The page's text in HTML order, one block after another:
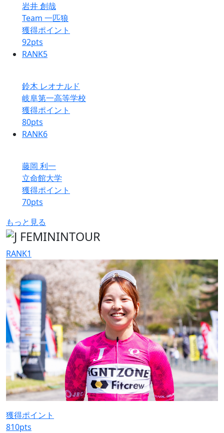
岩井 創哉
Team 一匹狼
獲得ポイント
92pts
RANK5
鈴木 レオナルド
岐阜第一高等学校
獲得ポイント
80pts
RANK6
藤岡 利一
立命館大学
獲得ポイント
70pts
もっと見る
RANK1
獲得ポイント
810pts